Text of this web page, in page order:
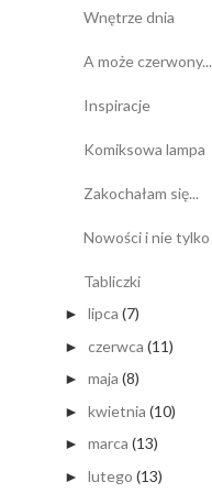
Wnętrze dnia
A może czerwony...
Inspiracje
Komiksowa lampa
Zakochałam się...
Nowości i nie tylko
Tabliczki
► lipca (7)
► czerwca (11)
► maja (8)
► kwietnia (10)
► marca (13)
► lutego (13)